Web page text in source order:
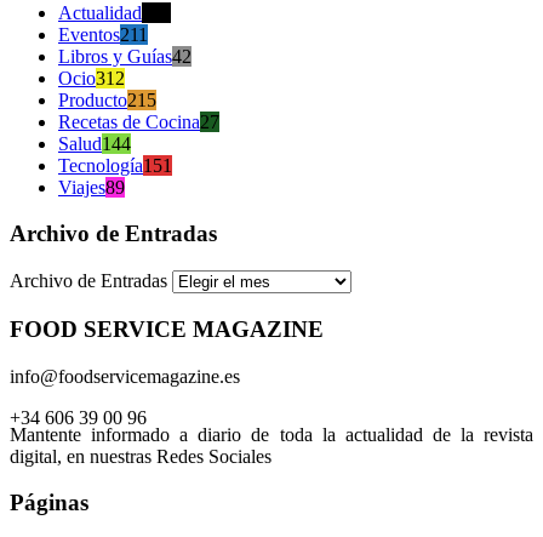
Actualidad
Eventos211
Libros y Guías42
Ocio312
Producto215
Recetas de Cocina27
Salud144
Tecnología151
Viajes89
Archivo de Entradas
Archivo de Entradas
FOOD SERVICE MAGAZINE
info@foodservicemagazine.es
+34 606 39 00 96
Mantente informado a diario de toda la actualidad de la revista
digital, en nuestras Redes Sociales
Páginas